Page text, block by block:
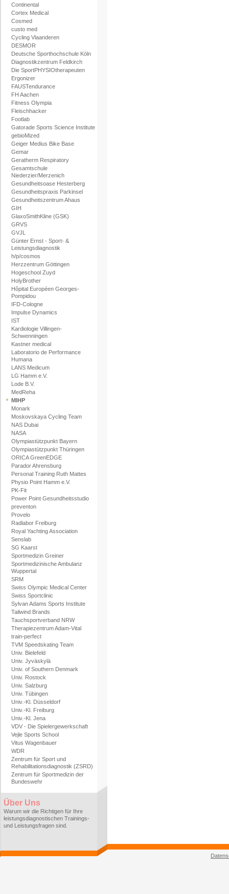
Continental
Cortex Medical
Cosmed
custo med
Cycling Vlaanderen
DESMOR
Deutsche Sporthochschule Köln
Diagnostikzentrum Feldkirch
Die SportPHYSIOtherapeuten
Ergonizer
FAUSTendurance
FH Aachen
Fitness Olympia
Fleischhacker
Footlab
Gatorade Sports Science Institute
gebioMized
Geiger Medius Bike Base
Gemar
Geratherm Respiratory
Gesamtschule
Niederzier/Merzenich
Gesundheitsoase Hesterberg
Gesundheitspraxis Parkinsel
Gesundheitszentrum Ahaus
GIH
GlaxoSmithKline (GSK)
GRVS
GVJL
Günter Ernst - Sport- &
Leistungsdiagnostik
h/p/cosmos
Herzzentrum Göttingen
Hogeschool Zuyd
HolyBrother
Hôpital Européen Georges-
Pompidou
IFD-Cologne
Impulse Dynamics
IST
Kardiologie Villingen-
Schwenningen
Kastner medical
Laboratorio de Performance
Humana
LANS Medicum
LG Hamm e.V.
Lode B.V.
MedReha
MIHP
Monark
Moskovskaya Cycling Team
NAS Dubai
NASA
Olympiastützpunkt Bayern
Olympiastützpunkt Thüringen
ORICA GreenEDGE
Parador Ahrensburg
Personal Training Ruth Mattes
Physio Point Hamm e.V.
PK-Fit
Power Point Gesundheitsstudio
preventon
Provelo
Radlabor Freiburg
Royal Yachting Association
Senslab
SG Kaarst
Sportmedizin Greiner
Sportmedizinische Ambulanz
Wuppertal
SRM
Swiss Olympic Medical Center
Swiss Sportclinic
Sylvan Adams Sports Institute
Tailwind Brands
Tauchsportverband NRW
Therapiezentrum Adam-Vital
train-perfect
TVM Speedskating Team
Univ. Bielefeld
Univ. Jyväskylä
Univ. of Southern Denmark
Univ. Rostock
Univ. Salzburg
Univ. Tübingen
Univ.-Kl. Düsseldorf
Univ.-Kl. Freiburg
Univ.-Kl. Jena
VDV - Die Spielergewerkschaft
Vejle Sports School
Vitus Wagenbauer
WDR
Zentrum für Sport und
Rehabilitationsdiagnostik (ZSRD)
Zentrum für Sportmedizin der
Bundeswehr
Über Uns
Warum wir die Richtigen für Ihre
leistungsdiagnostischen Trainings-
und Leistungsfragen sind.